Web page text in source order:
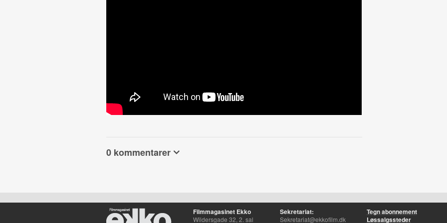
0 kommentarer
Filmmagasinet Ekko
Wildersgade 32, 2. sal
Sekretariat:
Sekretariat@ekkofilm.dk
Tegn abonnement
Løssalgssteder